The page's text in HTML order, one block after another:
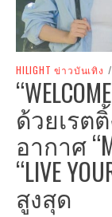
HILIGHT ข่าวบันเทิง /
ด้วยเรต
อากาศ
“LIVE
สูงสุด